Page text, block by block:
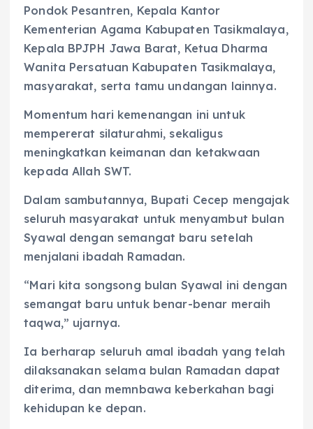
Pondok Pesantren, Kepala Kantor
Kementerian Agama Kabupaten Tasikmalaya,
Kepala BPJPH Jawa Barat, Ketua Dharma
Wanita Persatuan Kabupaten Tasikmalaya,
masyarakat, serta tamu undangan lainnya.
Momentum hari kemenangan ini untuk
mempererat silaturahmi, sekaligus
meningkatkan keimanan dan ketakwaan
kepada Allah SWT.
Dalam sambutannya, Bupati Cecep mengajak
seluruh masyarakat untuk menyambut bulan
Syawal dengan semangat baru setelah
menjalani ibadah Ramadan.
“Mari kita songsong bulan Syawal ini dengan
semangat baru untuk benar-benar meraih
taqwa,” ujarnya.
Ia berharap seluruh amal ibadah yang telah
dilaksanakan selama bulan Ramadan dapat
diterima, dan memnbawa keberkahan bagi
kehidupan ke depan.